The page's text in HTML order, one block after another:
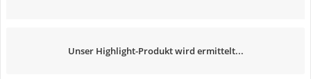
Unser Highlight-Produkt wird ermittelt...